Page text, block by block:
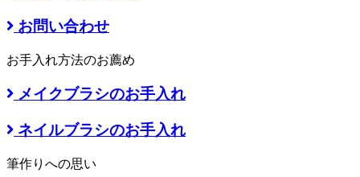
お問い合わせ
お手入れ方法のお薦め
メイクブラシのお手入れ
ネイルブラシのお手入れ
筆作りへの思い